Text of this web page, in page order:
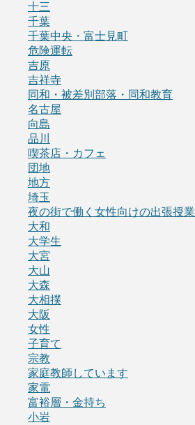
十三
千葉
千葉中央・富士見町
危険運転
吉原
吉祥寺
同和・被差別部落・同和教育
名古屋
向島
品川
喫茶店・カフェ
団地
地方
埼玉
夜の街で働く女性向けの出張授業
大和
大学生
大宮
大山
大森
大相撲
大阪
女性
子育て
宗教
家庭教師しています
家電
富裕層・金持ち
小岩